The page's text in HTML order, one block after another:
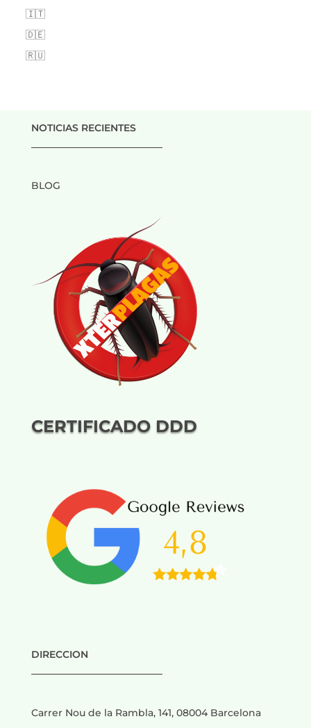
🇮🇹
🇩🇪
🇷🇺
NOTICIAS RECIENTES
BLOG
CERTIFICADO DDD
DIRECCION
Carrer Nou de la Rambla, 141, 08004 Barcelona